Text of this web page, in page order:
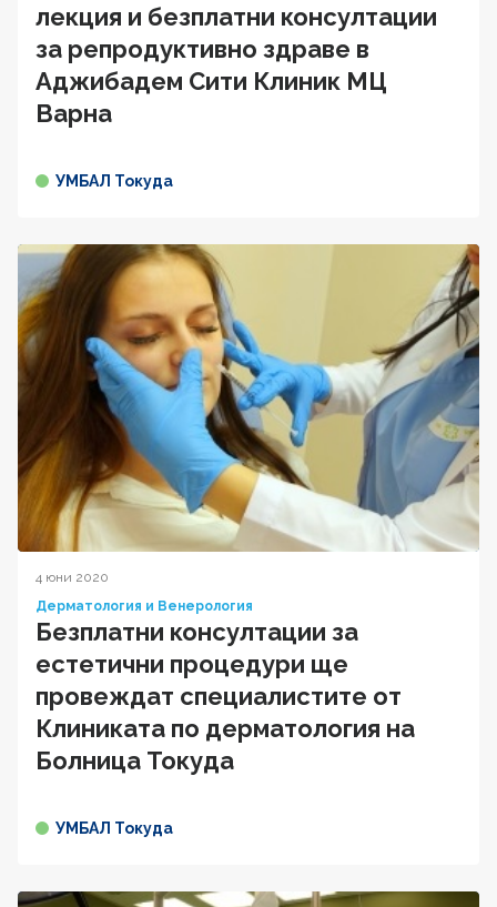
лекция и безплатни консултации
за репродуктивно здраве в
Аджибадем Сити Клиник МЦ
Варна
УМБАЛ Токуда
4 юни 2020
Дерматология и Венерология
Безплатни консултации за
естетични процедури ще
провеждат специалистите от
Клиниката по дерматология на
Болница Токуда
УМБАЛ Токуда